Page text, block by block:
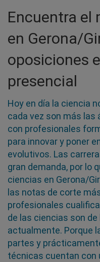
Encuentra el
en Gerona/
oposiciones
presencial
Hoy en día la ciencia
cada vez son más las
con profesionales
para innovar y poner
evolutivos. Las
gran demanda, por lo
ciencias en Gerona/
las notas de corte
profesionales
de las ciencias son
actualmente. Porque
partes y
técnicas cuentan con